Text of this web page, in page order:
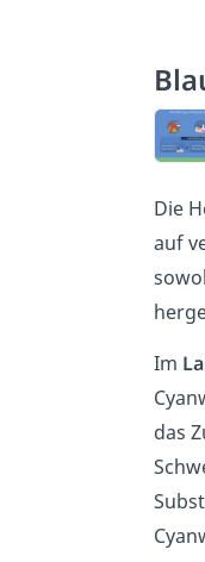
Die
auf
Im
das